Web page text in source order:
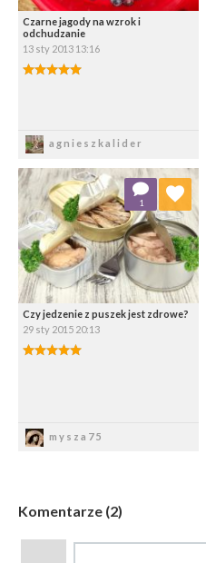
Czarne jagody na wzrok i
odchudzanie
13 sty 2013 13:16
5.00/5
agnieszkalider
Czy jedzenie z puszek jest zdrowe?
29 sty 2015 20:13
5.00/5
mysza75
1
Dodaj do ulubionych
Wybierz listę:
Komentarze (2)